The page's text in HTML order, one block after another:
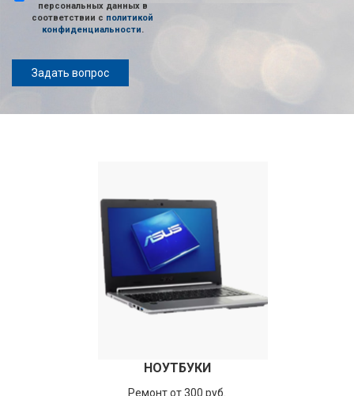
персональных данных в
соответствии с политикой
конфиденциальности.
Задать вопрос
НОУТБУКИ
Ремонт от 300 руб.